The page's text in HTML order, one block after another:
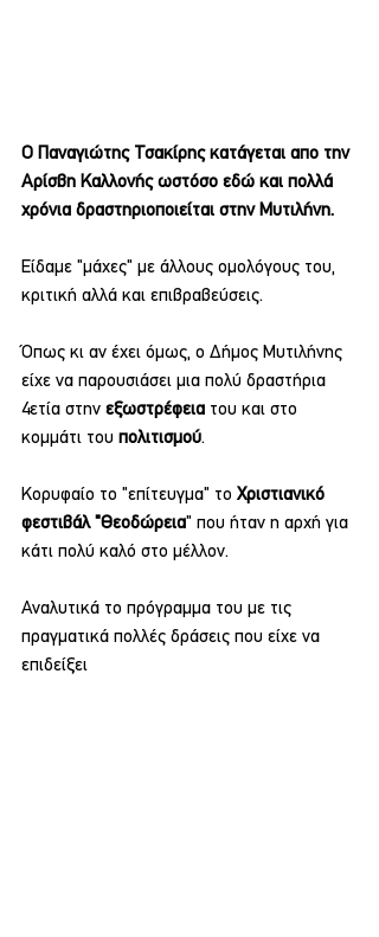
Ο Παναγιώτης Τσακίρης κατάγεται απο την
Αρίσβη Καλλονής ωστόσο εδώ και πολλά
χρόνια δραστηριοποιείται στην Μυτιλήνη.
Είδαμε "μάχες" με άλλους ομολόγους του,
κριτική αλλά και επιβραβεύσεις.
Όπως κι αν έχει όμως, ο Δήμος Μυτιλήνης
είχε να παρουσιάσει μια πολύ δραστήρια
4ετία στην εξωστρέφεια του και στο
κομμάτι του πολιτισμού.
Κορυφαίο το "επίτευγμα" το Χριστιανικό
φεστιβάλ "Θεοδώρεια" που ήταν η αρχή για
κάτι πολύ καλό στο μέλλον.
Αναλυτικά το πρόγραμμα του με τις
πραγματικά πολλές δράσεις που είχε να
επιδείξει